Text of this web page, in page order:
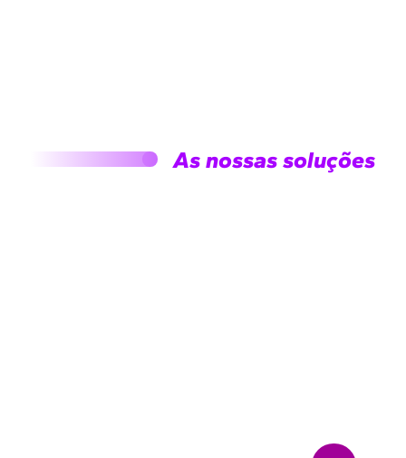
As nossas soluções